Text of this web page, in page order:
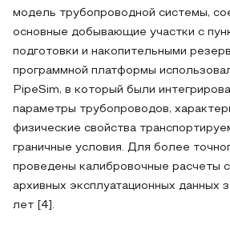
модель трубопроводной системы,
основные добывающие участки с
подготовки и накопительными
программной платформы
PipeSim, в который были
параметры трубопроводов,
физические свойства
граничные условия. Для более
проведены калибровочные расчеты
архивных эксплуатационных данных
лет [4].